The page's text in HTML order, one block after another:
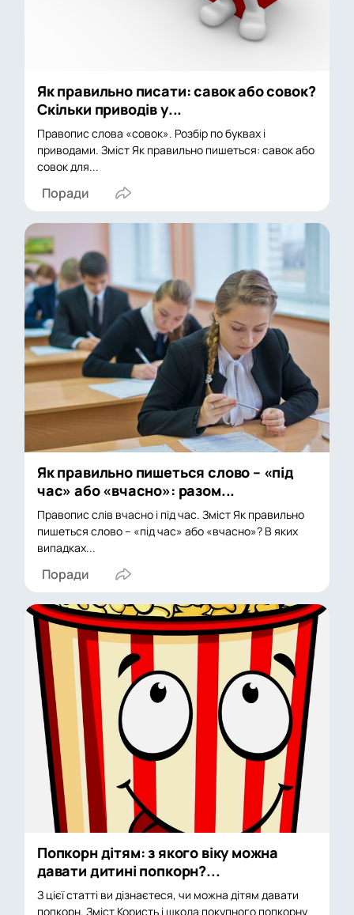
Як правильно писати: савок або совок?
Скільки приводів у...
Правопис слова «совок». Розбір по буквах і
приводами. Зміст Як правильно пишеться: савок або
совок для...
Поради
Як правильно пишеться слово – «під
час» або «вчасно»: разом...
Правопис слів вчасно і під час. Зміст Як правильно
пишеться слово – «під час» або «вчасно»? В яких
випадках...
Поради
Попкорн дітям: з якого віку можна
давати дитині попкорн?...
З цієї статті ви дізнаєтеся, чи можна дітям давати
попкорн. Зміст Користь і шкода покупного попкорну